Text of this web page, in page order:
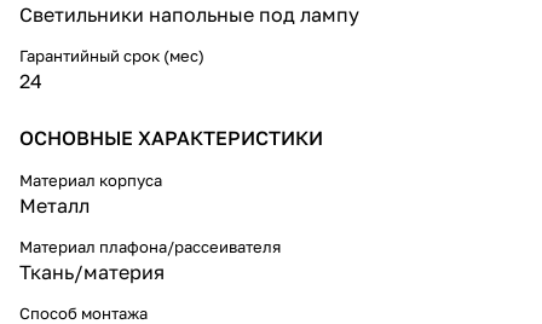
длиной 2м, что обеспечивает
свободу перемещения, а
можете подбирать цветовую
температуру и яркость в вашем
Светильники напольные под лампу
Гарантийный срок (мес)
24
ОСНОВНЫЕ ХАРАКТЕРИСТИКИ
Материал корпуса
Металл
Материал плафона/рассеивателя
Ткань/материя
Способ монтажа